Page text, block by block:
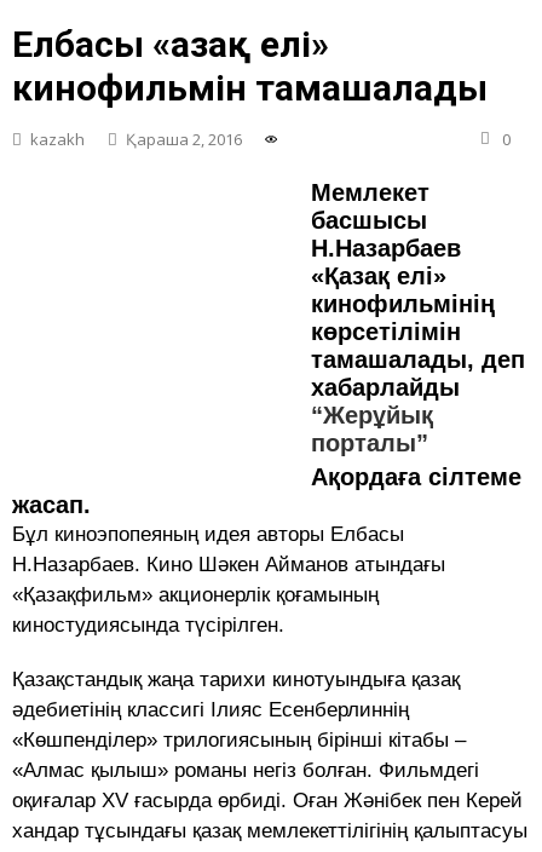
Елбасы «Қазақ елі»
кинофильмін тамашалады
kazakh Қараша 2, 2016 0
Мемлекет
басшысы
Н.Назарбаев
«Қазақ елі»
кинофильмінің
көрсетілімін
тамашалады, деп
хабарлайды
“Жерұйық
порталы”
Ақордаға сілтеме
жасап.
Бұл киноэпопеяның идея авторы Елбасы
Н.Назарбаев. Кино Шәкен Айманов атындағы
«Қазақфильм» акционерлік қоғамының
киностудиясында түсірілген.
Қазақстандық жаңа тарихи кинотуындыға қазақ
әдебиетінің классигі Ілияс Есенберлиннің
«Көшпенділер» трилогиясының бірінші кітабы –
«Алмас қылыш» романы негіз болған. Фильмдегі
оқиғалар XV ғасырда өрбиді. Оған Жәнібек пен Керей
хандар тұсындағы қазақ мемлекеттілігінің қалыптасуы